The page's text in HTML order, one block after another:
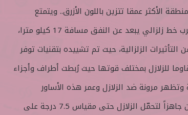
الأكثر عمقا تتزين باللون الأزرق.. ويتمتع
النفق بمعطيات سلامة وأمان عالية جدا وأقرب خط زلزالي يبعد عن النفق مسافة 17 كيلو مترا،
الزلزالية، حيث تم تشييده بتقنيات توفر
للزلازل بمختلف قوتها حيث رُبطت أطراف وأجزاء
وتظهر مرونة ضد الزلازل وعمر هذه الأساور
الافتراضي أكثر من 125 عاماً، أي أنّه سيكون جاهزاً لتحمّل الزلازل حتى مقياس 7.5 درجة على